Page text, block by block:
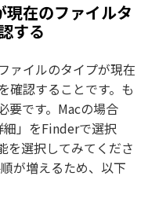
在のファイルタ
する
ァイルのタイプが現在
確認することです。も
要です。Macの場合
」をFinderで選択
を選択してみてくださ
が増えるため、以下